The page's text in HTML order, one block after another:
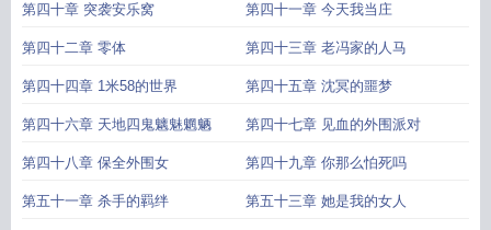
第四十章 突袭安乐窝 第四十一章 今天我当庄
第四十二章 零体 第四十三章 老冯家的人马
第四十四章 1米58的世界 第四十五章 沈冥的噩梦
第四十六章 天地四鬼魑魅魍魉 第四十七章 见血的外围派对
第四十八章 保全外围女 第四十九章 你那么怕死吗
第五十一章 杀手的羁绊 第五十三章 她是我的女人